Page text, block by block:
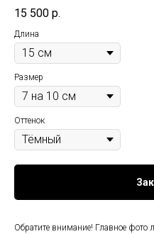
15 500 р.
Длина
Размер
Оттенок
Обратите внимание! Главное фото